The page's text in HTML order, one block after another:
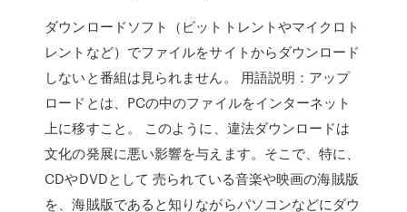
ダウンロードソフト（ビットトレントやマイクロト
レントなど）でファイルをサイトからダウンロード
しないと番組は見られません。 用語説明：アップ
ロードとは、PCの中のファイルをインターネット
上に移すこと。 このように、違法ダウンロードは
文化の発展に悪い影響を与えます。そこで、特に、
CDやDVDとして 売られている音楽や映画の海賊版
を、海賊版であると知りながらパソコンなどにダウ